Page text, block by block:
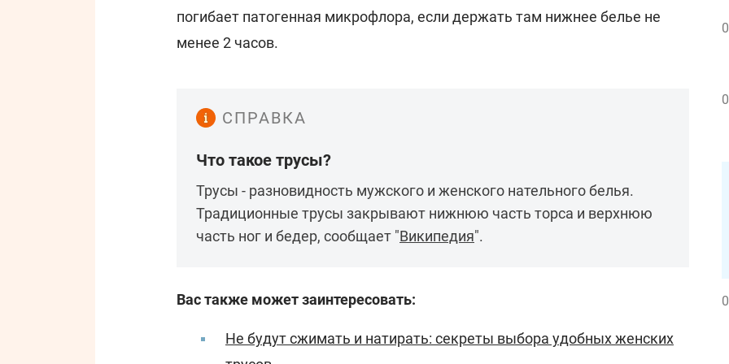
погибает патогенная микрофлора, если держать там нижнее белье не
менее 2 часов.
СПРАВКА
Что такое трусы?
Трусы - разновидность мужского и женского нательного белья.
Традиционные трусы закрывают нижнюю часть торса и верхнюю
часть ног и бедер, сообщает "Википедия".
Вас также может заинтересовать:
Не будут сжимать и натирать: секреты выбора удобных женских